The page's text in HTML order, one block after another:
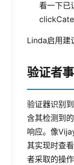
看一下已
Linda启用建
验证者
验证器识别
含其检测到
响应。像
其实现时查
者采取的操